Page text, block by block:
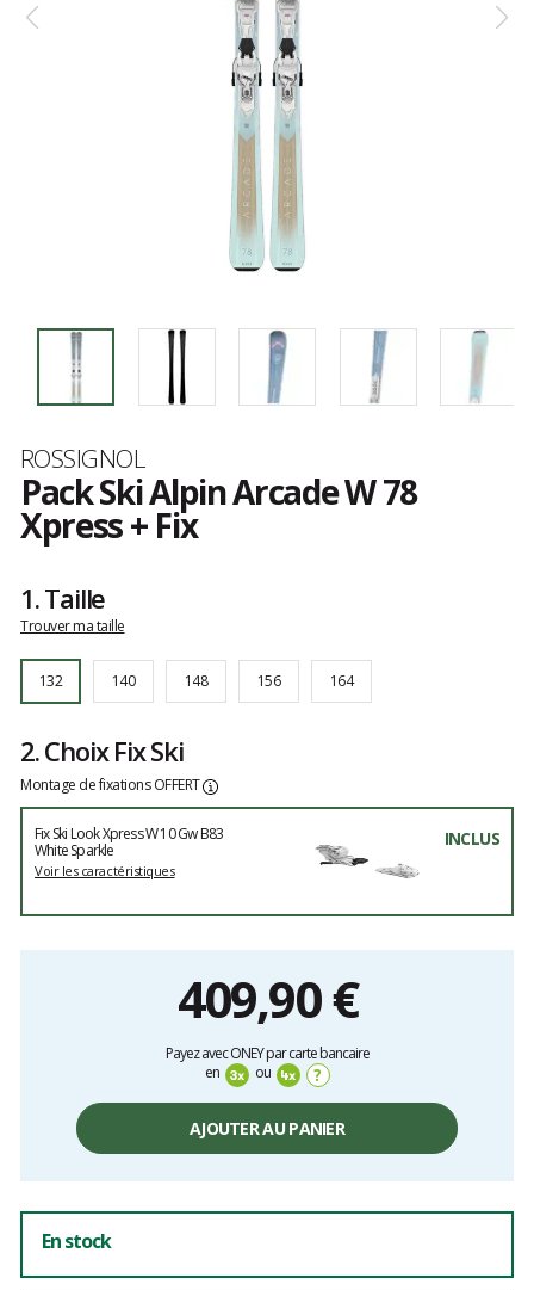
Marque
ROSSIGNOL
Pack Ski Alpin Arcade W 78
Xpress + Fix
clients
1.Taille
Trouver ma taille
132 140 148 156 164
2. Choix Fix Ski
Montage de fixations OFFERT
Fix Ski Look Xpress W 10 Gw B83
White Sparkle
Voir les caractéristiques
INCLUS
409,90€
Payez avec ONEY par carte bancaire
en
ou ?
AJOUTER AU PANIER
En stock